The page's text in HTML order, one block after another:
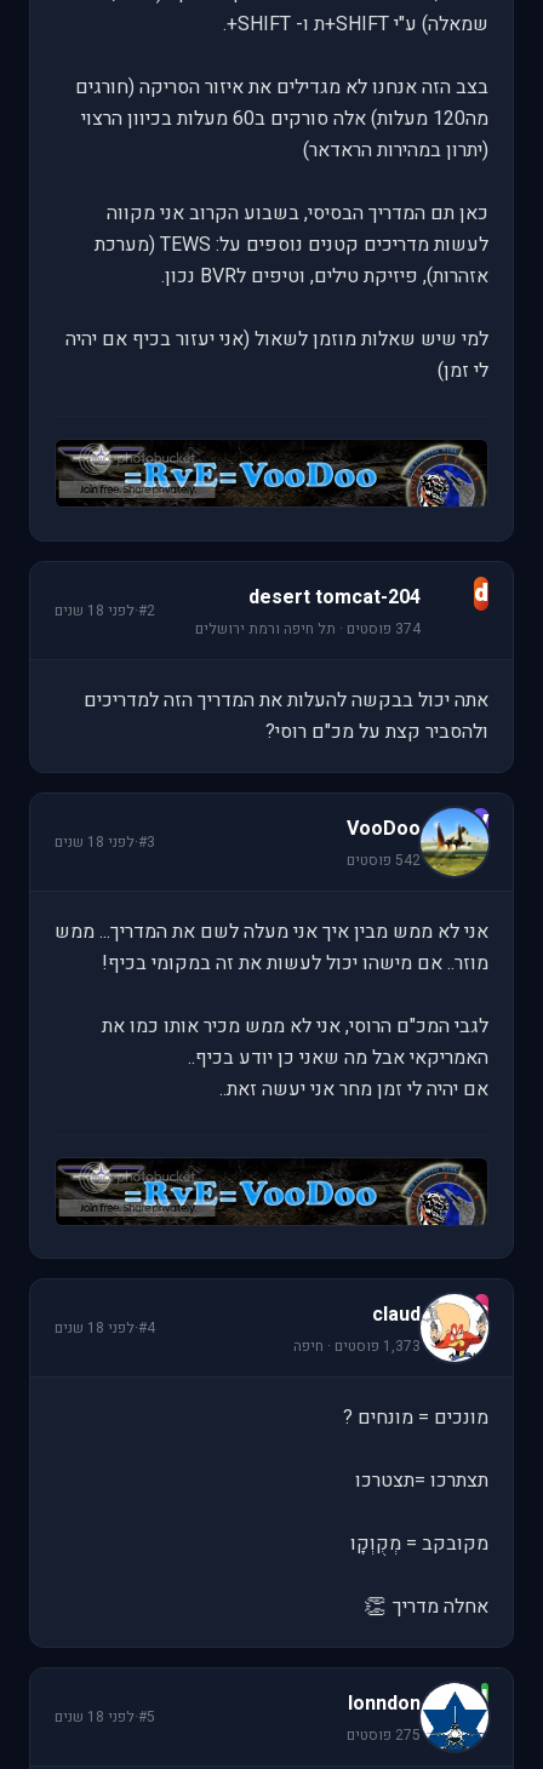
שמאלה) ע"י SHIFT+ת ו- SHIFT+.
בצב הזה אנחנו לא מגדילים את איזור הסריקה (חורגים
מה120 מעלות) אלה סורקים ב60 מעלות בכיוון הרצוי
(יתרון במהירות הראדאר)
כאן תם המדריך הבסיסי, בשבוע הקרוב אני מקווה
לעשות מדריכים קטנים נוספים על: TEWS (מערכת
אזהרות), פיזיקת טילים, וטיפים לBVR נכון.
למי שיש שאלות מוזמן לשאול (אני יעזור בכיף אם יהיה
לי זמן)
d
desert tomcat-204
374 פוסטים · תל חיפה ורמת ירושלים
#2
·לפני 18 שנים
אתה יכול בבקשה להעלות את המדריך הזה למדריכים
ולהסביר קצת על מכ"ם רוסי?
V
VooDoo
542 פוסטים
#3
·לפני 18 שנים
אני לא ממש מבין איך אני מעלה לשם את המדריך... ממש
מוזר.. אם מישהו יכול לעשות את זה במקומי בכיף!
לגבי המכ"ם הרוסי, אני לא ממש מכיר אותו כמו את
האמריקאי אבל מה שאני כן יודע בכיף..
אם יהיה לי זמן מחר אני יעשה זאת..
c
claud
1,373 פוסטים · חיפה
#4
·לפני 18 שנים
מונכים = מונחים ?
תצתרכו =תצטרכו
מקובקב = מְקֻוְקָו
אחלה מדריך 👏
l
lonndon
275 פוסטים
#5
·לפני 18 שנים